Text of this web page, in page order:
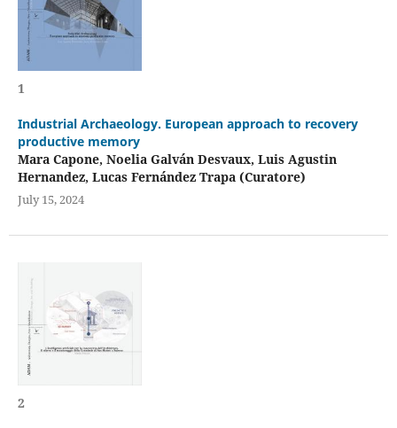
1
Industrial Archaeology. European approach to recovery
productive memory
Mara Capone, Noelia Galván Desvaux, Luis Agustin
Hernandez, Lucas Fernández Trapa (Curatore)
July 15, 2024
2